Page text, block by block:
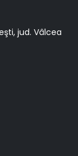
jud. Vâlcea